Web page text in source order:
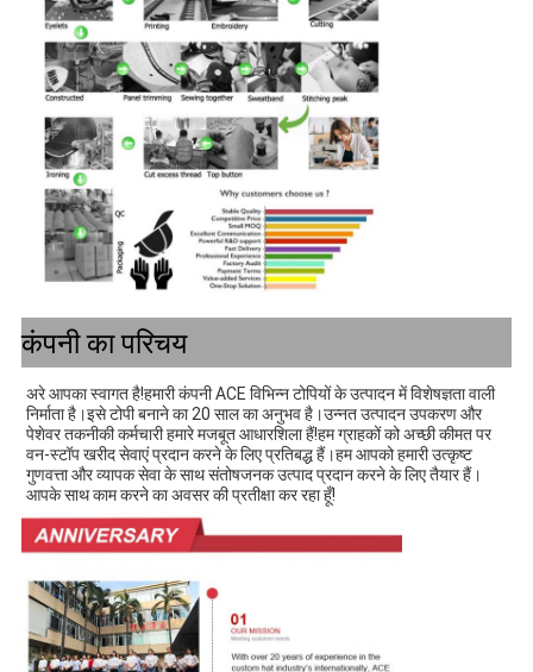
कंपनी का परिचय
अरे आपका स्वागत है!हमारी कंपनी ACE विभिन्न टोपियों के उत्पादन में विशेषज्ञता वाली
निर्माता है।इसे टोपी बनाने का 20 साल का अनुभव है।उन्नत उत्पादन उपकरण और
पेशेवर तकनीकी कर्मचारी हमारे मजबूत आधारशिला हैं!हम ग्राहकों को अच्छी कीमत पर
वन-स्टॉप खरीद सेवाएं प्रदान करने के लिए प्रतिबद्ध हैं।हम आपको हमारी उत्कृष्ट
गुणवत्ता और व्यापक सेवा के साथ संतोषजनक उत्पाद प्रदान करने के लिए तैयार हैं।
आपके साथ काम करने का अवसर की प्रतीक्षा कर रहा हूँ!